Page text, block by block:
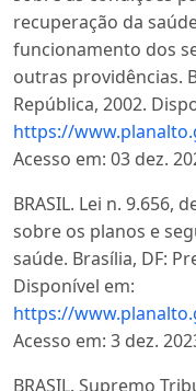
recuperação da
funcionamento dos
outras providências.
República, 2002.
https://
Acesso em: 03 dez.
BRASIL. Lei n. 9.656,
sobre os planos e
saúde. Brasília, DF:
Disponível em:
https://
Acesso em: 3 dez.
BRASIL. Supremo